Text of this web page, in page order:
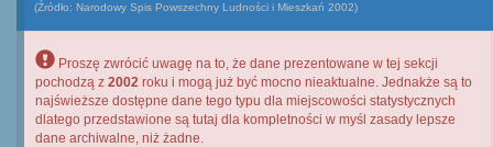
(Źródło: Narodowy Spis Powszechny Ludności i Mieszkań 2002)
Proszę zwrócić uwagę na to, że dane prezentowane w tej sekcji
pochodzą z 2002 roku i mogą już być mocno nieaktualne. Jednakże są to
najświeższe dostępne dane tego typu dla miejscowości statystycznych
dlatego przedstawione są tutaj dla kompletności w myśl zasady lepsze
dane archiwalne, niż żadne.